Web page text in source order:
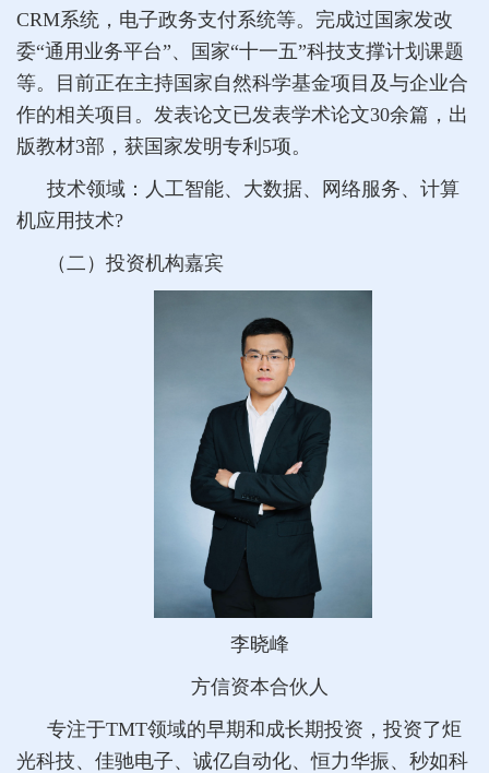
CRM系统，电子政务支付系统等。完成过国家发改
委“通用业务平台”、国家“十一五”科技支撑计划课题
等。目前正在主持国家自然科学基金项目及与企业合
作的相关项目。发表论文已发表学术论文30余篇，出
版教材3部，获国家发明专利5项。
技术领域：人工智能、大数据、网络服务、计算
机应用技术?
（二）投资机构嘉宾
李晓峰
方信资本合伙人
专注于TMT领域的早期和成长期投资，投资了炬
光科技、佳驰电子、诚亿自动化、恒力华振、秒如科